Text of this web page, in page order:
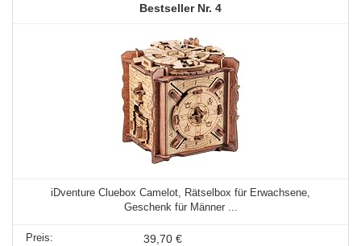
4
iDventure Cluebox Camelot, Rätselbox für Erwachsene,
Geschenk für Männer ...
39,70 €